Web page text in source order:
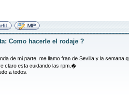
Como hacerle el rodaje ?
de mi parte, me llamo fran de Sevilla y la
claro esta cuidando las rpm.�
a todos.